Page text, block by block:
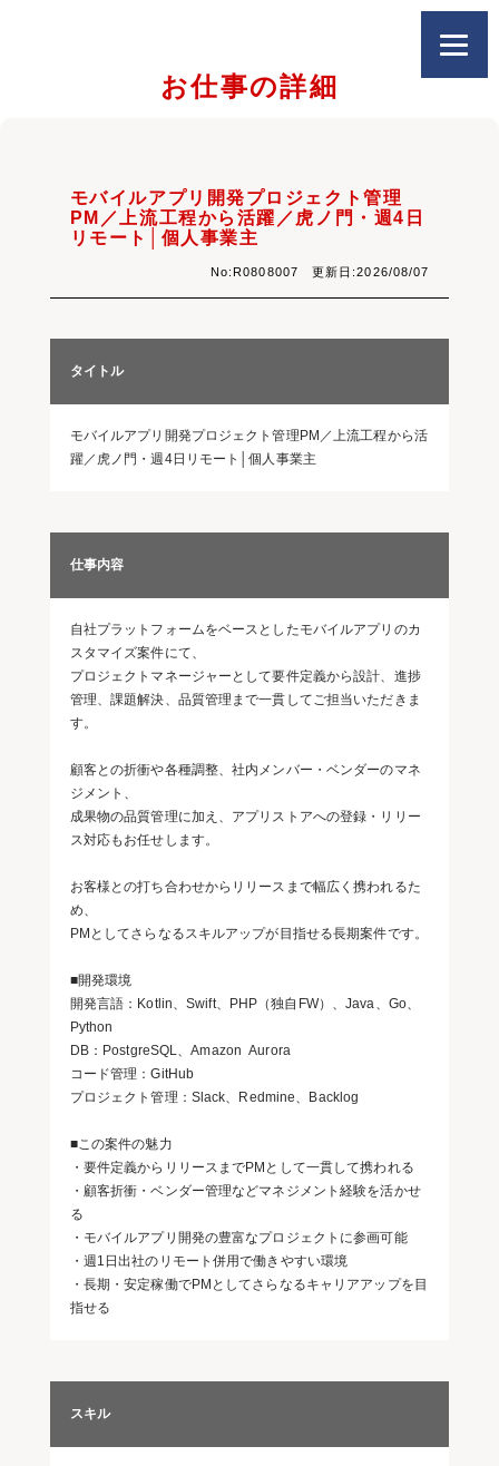
お仕事の詳細
モバイルアプリ開発プロジェクト管理
PM／上流工程から活躍／虎ノ門・週4日
リモート│個人事業主
No:R0808007 更新日:2026/08/07
タイトル
モバイルアプリ開発プロジェクト管理PM／上流工程から活
躍／虎ノ門・週4日リモート│個人事業主
仕事内容
自社プラットフォームをベースとしたモバイルアプリのカ
スタマイズ案件にて、
プロジェクトマネージャーとして要件定義から設計、進捗
管理、課題解決、品質管理まで一貫してご担当いただきま
す。
顧客との折衝や各種調整、社内メンバー・ベンダーのマネ
ジメント、
成果物の品質管理に加え、アプリストアへの登録・リリー
ス対応もお任せします。
お客様との打ち合わせからリリースまで幅広く携われるた
め、
PMとしてさらなるスキルアップが目指せる長期案件です。
■開発環境
開発言語：Kotlin、Swift、PHP（独自FW）、Java、Go、
Python
DB：PostgreSQL、Amazon Aurora
コード管理：GitHub
プロジェクト管理：Slack、Redmine、Backlog
■この案件の魅力
・要件定義からリリースまでPMとして一貫して携われる
・顧客折衝・ベンダー管理などマネジメント経験を活かせ
る
・モバイルアプリ開発の豊富なプロジェクトに参画可能
・週1日出社のリモート併用で働きやすい環境
・長期・安定稼働でPMとしてさらなるキャリアアップを目
指せる
スキル